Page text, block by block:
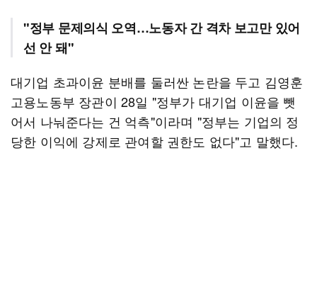
"정부 문제의식 오역…노동자 간 격차 보고만 있어
선 안 돼"
대기업 초과이윤 분배를 둘러싼 논란을 두고 김영훈
고용노동부 장관이 28일 "정부가 대기업 이윤을 뺏
어서 나눠준다는 건 억측"이라며 "정부는 기업의 정
당한 이익에 강제로 관여할 권한도 없다"고 말했다.